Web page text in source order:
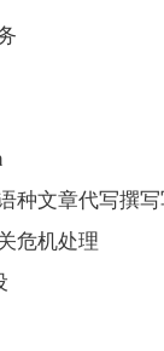
种文章代写撰
危机处理